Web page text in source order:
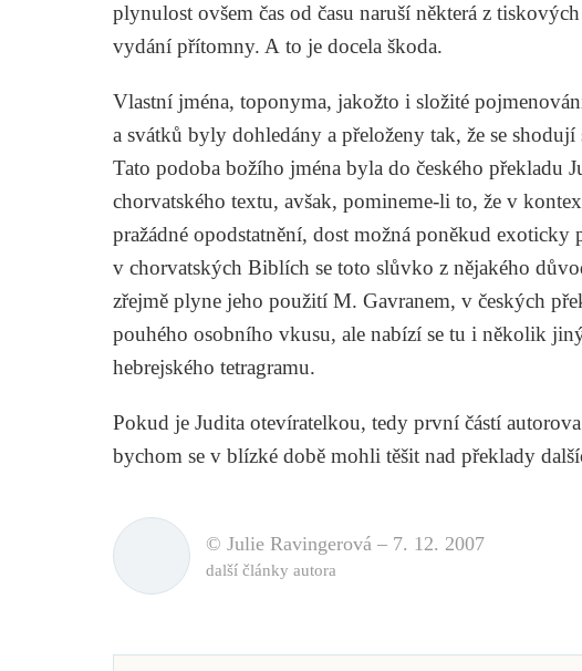
plynulost ovšem čas od času naruší některá z
vydání přítomny. A to je docela škoda.
Vlastní jména, toponyma, jakožto i složité
a svátků byly dohledány a přeloženy tak, že se
Tato podoba božího jména byla do českého překladu
chorvatského textu, avšak, pomineme-li to, že v
pražádné opodstatnění, dost možná poněkud
v chorvatských Biblích se toto slůvko z nějakého
zřejmě plyne jeho použití M. Gavranem, v českých
pouhého osobního vkusu, ale nabízí se tu i několik
hebrejského tetragramu.
Pokud je Judita otevíratelkou, tedy první částí
bychom se v blízké době mohli těšit nad překlady
© Julie Ravingerová – 7. 12. 2007
další články autora